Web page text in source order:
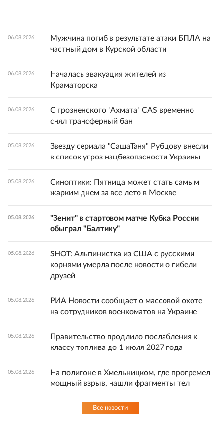
06.08.2026
Мужчина погиб в результате атаки БПЛА на
частный дом в Курской области
06.08.2026
Началась эвакуация жителей из
Краматорска
06.08.2026
С грозненского "Ахмата" CAS временно
снял трансферный бан
05.08.2026
Звезду сериала "СашаТаня" Рубцову внесли
в список угроз нацбезопасности Украины
05.08.2026
Синоптики: Пятница может стать самым
жарким днем за все лето в Москве
05.08.2026
"Зенит" в стартовом матче Кубка России
обыграл "Балтику"
05.08.2026
SHOT: Альпинистка из США с русскими
корнями умерла после новости о гибели
друзей
05.08.2026
РИА Новости сообщает о массовой охоте
на сотрудников военкоматов на Украине
05.08.2026
Правительство продлило послабления к
классу топлива до 1 июля 2027 года
05.08.2026
На полигоне в Хмельницком, где прогремел
мощный взрыв, нашли фрагменты тел
Все новости